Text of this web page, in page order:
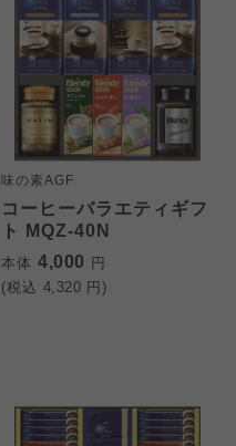
味の素AGF
コーヒーバラエティギフ
ト MQZ-40N
本体 4,000 円
(税込 4,320 円)